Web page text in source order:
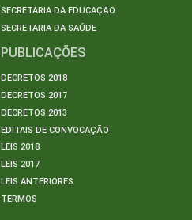
SECRETARIA DA EDUCAÇÃO
SECRETARIA DA SAÚDE
PUBLICAÇÕES
DECRETOS 2018
DECRETOS 2017
DECRETOS 2013
EDITAIS DE CONVOCAÇÃO
LEIS 2018
LEIS 2017
LEIS ANTERIORES
TERMOS